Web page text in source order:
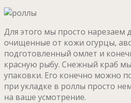
Для этого мы просто нарезаем
очищенные от кожи огурцы,
подготовленный омлет и
красную рыбу. Снежный краб
упаковки. Его конечно можно
при укладке в роллы просто
на ваше усмотрение.